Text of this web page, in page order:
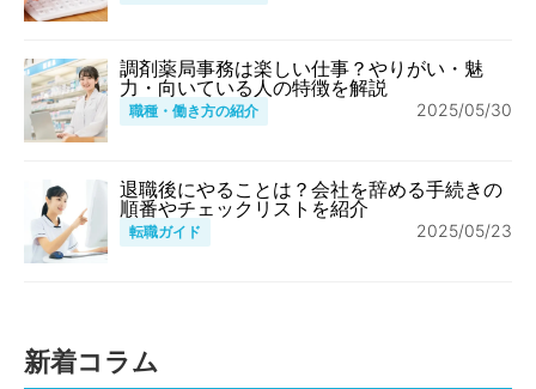
調剤薬局事務は楽しい仕事？やりがい・魅
力・向いている人の特徴を解説
職種・働き方の紹介 2025/05/30
退職後にやることは？会社を辞める手続きの
順番やチェックリストを紹介
転職ガイド 2025/05/23
新着コラム